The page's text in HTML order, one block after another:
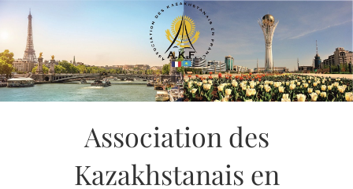
Skip
content
Association des
Kazakhstanais en